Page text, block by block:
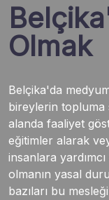
Olmak
Belçika'da
bireylerin
alanda faaliyet
eğitimler alarak
insanlara
olmanın yasal
bazıları bu